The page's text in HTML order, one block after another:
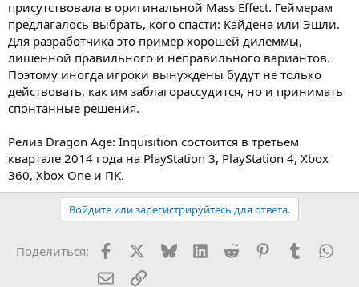
присутствовала в оригинальной Mass Effect. Геймерам
предлагалось выбрать, кого спасти: Кайдена или Эшли.
Для разработчика это пример хорошей дилеммы,
лишенной правильного и неправильного вариантов.
Поэтому иногда игроки вынуждены будут не только
действовать, как им заблагорассудится, но и принимать
спонтанные решения.
Релиз Dragon Age: Inquisition состоится в третьем
квартале 2014 года на PlayStation 3, PlayStation 4, Xbox
360, Xbox One и ПК.
Войдите или зарегистрируйтесь для ответа.
Поделиться: FacebookX (Twitter)
BlueskyLinkedInReddit PinterestTumblr
Электронная почта
Ссылка